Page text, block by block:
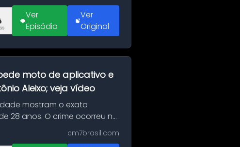
Ver
Episódio
Ver
Original
moto de aplicativo e
Aleixo; veja vídeo
mostram o exato
28 anos. O crime ocorreu na
cm7brasil.com